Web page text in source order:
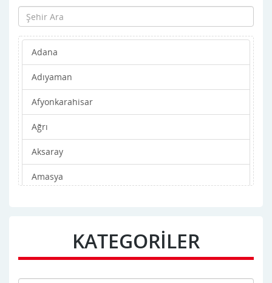
Adana
Adıyaman
Afyonkarahisar
Ağrı
Aksaray
Amasya
Artvin
KATEGORİLER